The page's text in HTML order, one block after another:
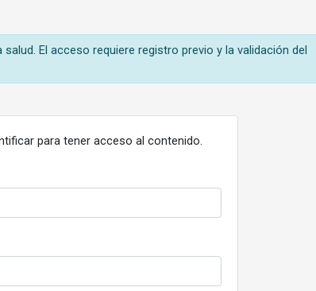
El acceso requiere registro previo y la validación del
para tener acceso al contenido.